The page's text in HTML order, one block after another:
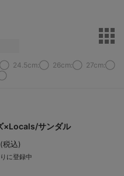
24.5cm:◯ 26cm:◯ 27cm:◯
×Locals/サンダル
(税込)
に登録中